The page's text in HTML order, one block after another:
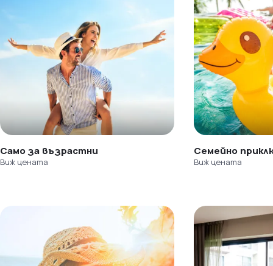
Само за възрастни
Виж цената
Семейно
Виж цената